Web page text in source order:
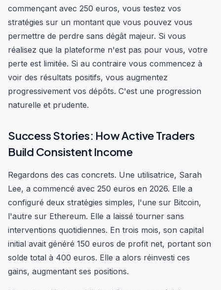
commençant avec 250 euros, vous testez vos
stratégies sur un montant que vous pouvez vous
permettre de perdre sans dégât majeur. Si vous
réalisez que la plateforme n'est pas pour vous, votre
perte est limitée. Si au contraire vous commencez à
voir des résultats positifs, vous augmentez
progressivement vos dépôts. C'est une progression
naturelle et prudente.
Success Stories: How Active Traders
Build Consistent Income
Regardons des cas concrets. Une utilisatrice, Sarah
Lee, a commencé avec 250 euros en 2026. Elle a
configuré deux stratégies simples, l'une sur Bitcoin,
l'autre sur Ethereum. Elle a laissé tourner sans
interventions quotidiennes. En trois mois, son capital
initial avait généré 150 euros de profit net, portant son
solde total à 400 euros. Elle a alors réinvesti ces
gains, augmentant ses positions.